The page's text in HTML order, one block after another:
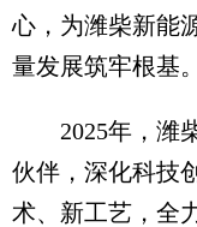
心，为潍柴新能
量发展筑牢根基。
2025年，潍柴
伙伴，深化科技
术、新工艺，全